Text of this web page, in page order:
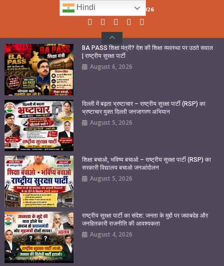
Thursday, August 06, 2026
BA PASS शिक्षा मंत्री? देश की शिक्षा व्यवस्था पर उठते सवाल
| राष्ट्रीय सुरक्षा पार्टी
August 6, 2026
दिल्ली में बढ़ता भ्रष्टाचार – राष्ट्रीय सुरक्षा पार्टी (RSP) का
भ्रष्टाचार मुक्त दिल्ली जनजागरण अभियान
August 5, 2026
शिक्षा बचाओ, भविष्य बचाओ – राष्ट्रीय सुरक्षा पार्टी (RSP) का
सरकारी विद्यालय बचाओ जनआंदोलन
August 5, 2026
राष्ट्रीय सुरक्षा पार्टी का संदेश: जनता के मुद्दों पर जवाबदेह और
जनहितकारी राजनीति की आवश्यकता
August 4, 2026
Hindi